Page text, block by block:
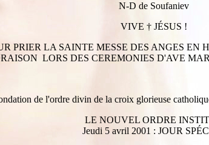
N-D de Soufaniev
VIVE † JÉSUS !
PRIER LA SAINTE MESSE DES ANGES
LORS DES CEREMONIES D'AVE
de l'ordre divin de la croix glorieuse
LE NOUVEL ORDRE
Jeudi 5 avril 2001 : JOUR